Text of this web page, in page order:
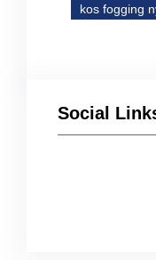
kos fogging
Social